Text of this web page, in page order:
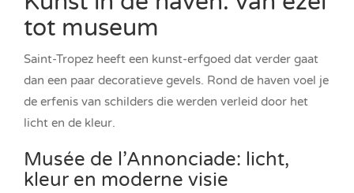
tot museum
Saint-Tropez heeft een kunst-erfgoed dat verder gaat
dan een paar decoratieve gevels. Rond de haven voel je
de erfenis van schilders die werden verleid door het
licht en de kleur.
Musée de l’Annonciade: licht,
kleur en moderne visie